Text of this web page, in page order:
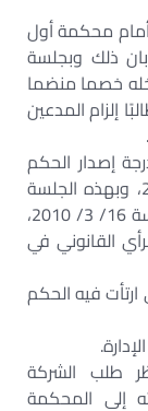
محكمة أول
ذلك وبجلسة
تدخله خصما منضما
إلزام المدعين
أول درجة إصدار الحكم
في طلب وقف التنفيذ بجلسة 16/ 3/ 2010، وبهذه الجلسة
قررت المحكمة إعادة الدعوى للمرافعة بجلسة 16/ 3/ 2010،
القانوني في
فيه الحكم
طلب الشركة
إلى المحكمة